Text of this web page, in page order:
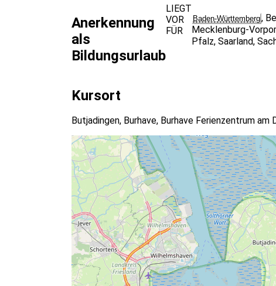
Körperliche Grundfitness ( keine erheblichen
Lust darauf, an sich zu arbeiten und sich
Offen für neue Erfahrungen
Gern mit unterschiedlichen Menschen
Anerkennung
als
Bildungsurlaub
LIEGT
VOR
FÜR
Baden-Württemberg,
Mecklenburg-
Pfalz, Saarland,
Kursort
Butjadingen, Burhave, Burhave Ferienzentrum am